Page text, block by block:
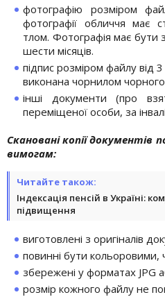
фотографію розміром
фотографії обличчя має
тлом. Фотографія має бути
шести місяців.
підпис розміром файлу від
виконана чорнилом
інші документи (про
переміщеної особи, за
Скановані копії документів
вимогам:
Читайте також:
Індексація пенсій в Україні:
підвищення
виготовлені з оригіналів
повинні бути кольоровими,
збережені у форматах JPG
розмір кожного файлу не